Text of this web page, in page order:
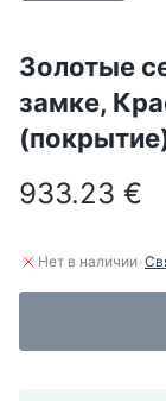
Золотые
замке,
933.23 €
Нет в наличии·